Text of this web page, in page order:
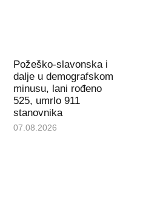
Požeško-slavonska i
dalje u demografskom
minusu, lani rođeno
525, umrlo 911
stanovnika
07.08.2026